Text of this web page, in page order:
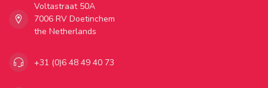
Voltastraat 50A
7006 RV Doetinchem
the Netherlands
+31 (0)6 48 49 40 73